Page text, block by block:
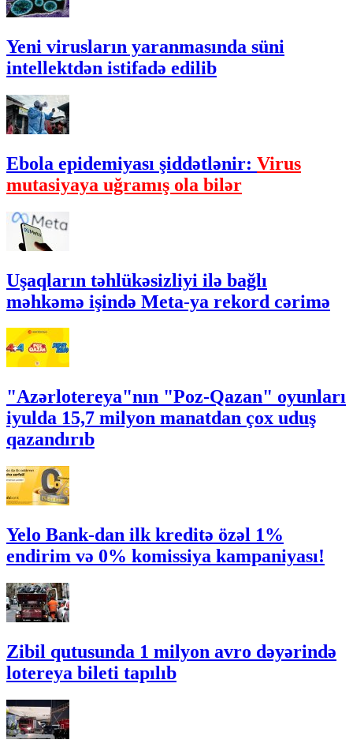
Yeni virusların yaranmasında süni
intellektdən istifadə edilib
Ebola epidemiyası şiddətlənir: Virus
mutasiyaya uğramış ola bilər
Uşaqların təhlükəsizliyi ilə bağlı
məhkəmə işində Meta-ya rekord cərimə
"Azərlotereya"nın "Poz-Qazan" oyunları
iyulda 15,7 milyon manatdan çox uduş
qazandırıb
Yelo Bank-dan ilk kreditə özəl 1%
endirim və 0% komissiya kampaniyası!
Zibil qutusunda 1 milyon avro dəyərində
lotereya bileti tapılıb